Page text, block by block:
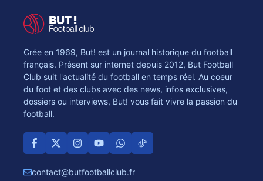
Crée en 1969, But! est un journal historique du football
français. Présent sur internet depuis 2012, But Football
Club suit l'actualité du football en temps réel. Au coeur
du foot et des clubs avec des news, infos exclusives,
dossiers ou interviews, But! vous fait vivre la passion du
football.
contact@butfootballclub.fr